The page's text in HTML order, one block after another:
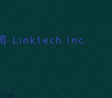
Linktech Inc.